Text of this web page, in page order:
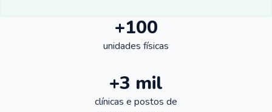
+100
unidades físicas
+3 mil
clínicas e postos de